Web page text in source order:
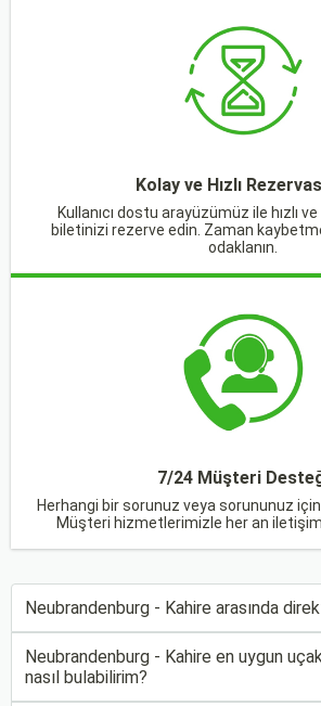
Kolay ve Hızlı
Kullanıcı dostu arayüzümüz ile hızlı
biletinizi rezerve edin. Zaman
odaklanın.
7/24 Müşteri
Herhangi bir sorunuz veya sorununuz için
Müşteri hizmetlerimizle her an
Neubrandenburg - Kahire arasında
Neubrandenburg - Kahire en uygun
nasıl bulabilirim?